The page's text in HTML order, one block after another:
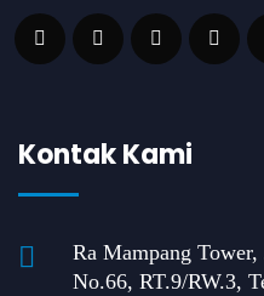
Kontak Kami
Ra Mampang
No.66, RT.9/RW.3,